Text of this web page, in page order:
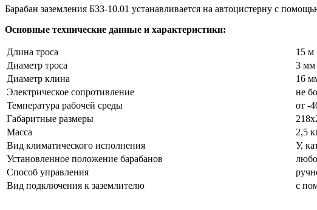
Барабан заземления БЗЗ-10.01 устанавливается на автоцистерну с
Основные технические данные и характеристики:
Длина троса
15 м
Диаметр троса
3 мм
Диаметр клина
16
Электрическое сопротивление
не
Температура рабочей среды
от -
Габаритные размеры
Масса
2,5
Вид климатического исполнения
У,
Установленное положение барабанов
Способ управления
Вид подключения к заземлителю
с